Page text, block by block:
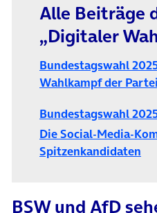
Alle Beiträge
„Digitaler
Bundestagswahl
Wahlkampf der
Bundestagswahl
Die Social-Media-
Spitzenkandidaten
BSW und AfD